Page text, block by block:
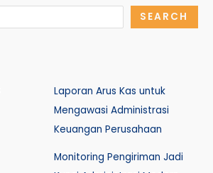
SEARCH
Laporan Arus Kas untuk
Mengawasi Administrasi
Keuangan Perusahaan
Monitoring Pengiriman Jadi